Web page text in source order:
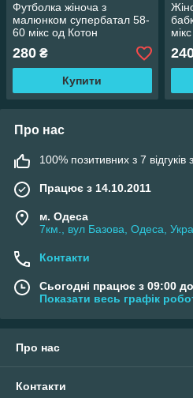
Футболка жіноча з
малюнком супербатал 58-
60 мікс од Котон
280 ₴
Купити
Про нас
100% позитивних з 7 відгуків
Працює з 14.10.2011
м. Одеса
7км., вул Базова, Одеса,
Контакти
Сьогодні працює з 09:00
Показати весь графік
Про нас
Контакти